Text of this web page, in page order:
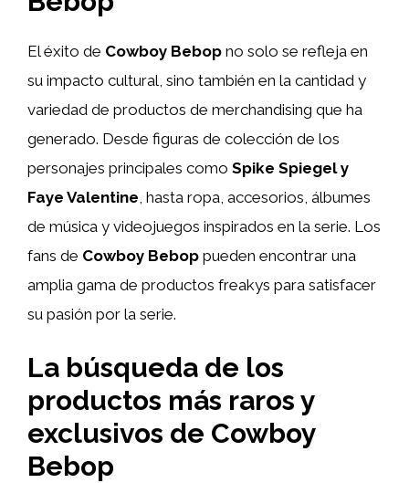
El éxito de Cowboy Bebop no solo se refleja en
su impacto cultural, sino también en la cantidad y
variedad de productos de merchandising que ha
generado. Desde figuras de colección de los
personajes principales como Spike Spiegel y
Faye Valentine , hasta ropa, accesorios, álbumes
de música y videojuegos inspirados en la serie. Los
fans de Cowboy Bebop pueden encontrar una
amplia gama de productos freakys para satisfacer
su pasión por la serie.
La búsqueda de los
productos más raros y
exclusivos de Cowboy
Bebop